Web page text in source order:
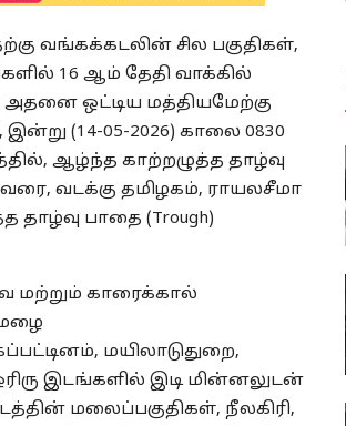
வங்கக்கடலின் சில பகுதிகள்,
16 ஆம் தேதி வாக்கில்
அதனை ஒட்டிய மத்தியமேற்கு
(14-05-2026) காலை 0830
ஆழ்ந்த காற்றழுத்த தாழ்வு
வரை, வடக்கு தமிழகம், ராயலசீமா
பாதை (Trough)
மற்றும் காரைக்கால்
மழை
மயிலாடுதுறை,
இடங்களில் இடி மின்னலுடன்
மலைப்பகுதிகள், நீலகிரி,